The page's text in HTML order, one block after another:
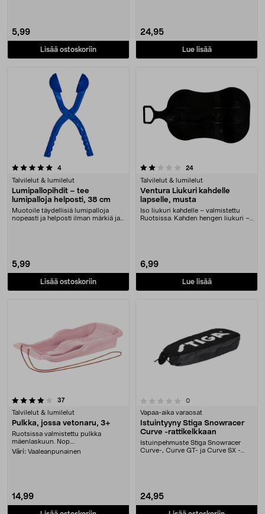
5,99
Lisää ostoskoriin
24,95
Lue lisää
4arvostelut
Talvilelut & lumilelut
Lumipallopihdit – tee
lumipalloja helposti, 38 cm
Muotoile täydellisiä lumipalloja
nopeasti ja helposti ilman märkiä ja
5,99
Lisää ostoskoriin
2.0 viidestä tähdestä 24arvostelut
Talvilelut & lumilelut
Ventura Liukuri kahdelle
lapselle, musta
Iso liukuri kahdelle – valmistettu
Ruotsissa. Kahden hengen liukuri –
6,99
Lue lisää
37arvostelut
Talvilelut & lumilelut
Pulkka, jossa vetonaru, 3+
Ruotsissa valmistettu pulkka
mäenlaskuun. Nop....
Väri: Vaaleanpunainen
14,99
0.0 viidestä tähdestä 0arvostelut
Vapaa-aika varaosat
Istuintyyny Stiga Snowracer
Curve -rattikelkkaan
Istuinpehmuste Stiga Snowracer
Curve-, Curve GT- ja Curve SX -
24,95